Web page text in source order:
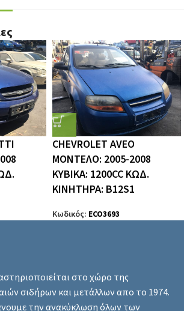
CHEVROLET AVEO
ΜΟΝΤΕΛΟ: 2005-2008
ΚΥΒΙΚΑ: 1200CC ΚΩΔ.
ΚΙΝΗΤΗΡΑ: B12S1
Κωδικός: ECO3693
στο χώρο της
σιδήρων και μετάλλων απο το 1974.
την ανακύκλωση όλων των